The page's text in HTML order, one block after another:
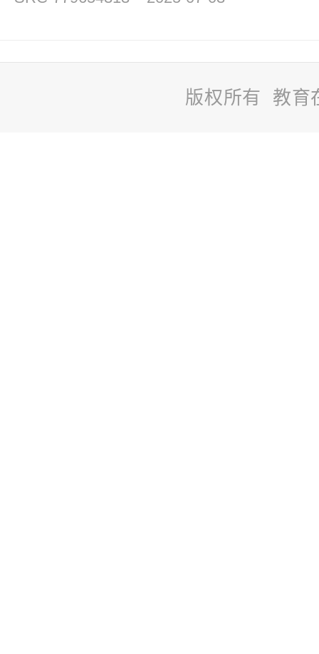
版权所有 教育